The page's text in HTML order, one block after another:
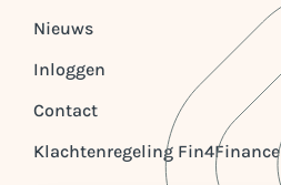
Nieuws
Inloggen
Contact
Klachtenregeling Fin4Finance